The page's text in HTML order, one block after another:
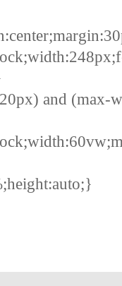
and (max-